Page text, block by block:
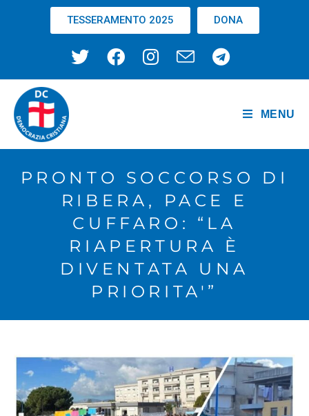
TESSERAMENTO 2025 DONA
MENU
PRONTO SOCCORSO DI
RIBERA, PACE E
CUFFARO: “LA
RIAPERTURA È
DIVENTATA UNA
PRIORITA'”